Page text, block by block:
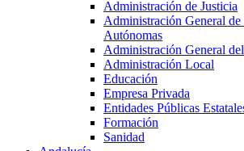
Administración de Justicia
Administración General de
Autónomas
Administración General
Administración Local
Educación
Empresa Privada
Entidades Públicas
Formación
Sanidad